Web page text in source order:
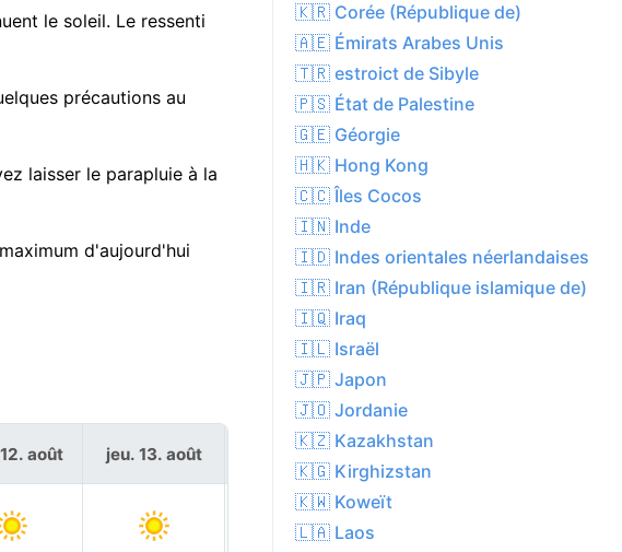
le soleil. Le ressenti
précautions au
laisser le parapluie à la
d'aujourd'hui
août jeu. 13. août ven. 14. août
🇰🇷 Corée (République de)
🇦🇪 Émirats Arabes Unis
🇹🇷 estroict de Sibyle
🇵🇸 État de Palestine
🇬🇪 Géorgie
🇭🇰 Hong Kong
🇨🇨 Îles Cocos
🇮🇳 Inde
🇮🇩 Indes orientales néerlandaises
🇮🇷 Iran (République islamique de)
🇮🇶 Iraq
🇮🇱 Israël
🇯🇵 Japon
🇯🇴 Jordanie
🇰🇿 Kazakhstan
🇰🇬 Kirghizstan
🇰🇼 Koweït
🇱🇦 Laos